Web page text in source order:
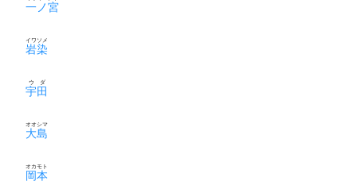
一ノ宮
岩染
イワソメ
宇田
ウダ
大島
オオシマ
岡本
オカモト